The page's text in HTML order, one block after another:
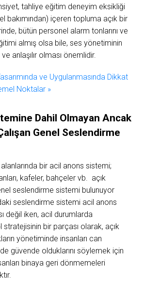
tahliye eğitim deneyim eksikliği
bakımından) içeren topluma açık bir
bütün personel alarm tonlarını ve
almış olsa bile, ses yönetiminin
anlaşılır olması önemlidir.
ve Uygulanmasında Dikkat
Noktalar »
Dahil Olmayan Ancak
Genel Seslendirme
alanlarında bir acil anons sistemi;
kafeler, bahçeler vb. açık
seslendirme sistemi bulunuyor
seslendirme sistemi acil anons
değil iken, acil durumlarda
stratejisinin bir parçası olarak, açık
yönetiminde insanları can
güvende olduklarını söylemek için
binaya geri dönmemeleri